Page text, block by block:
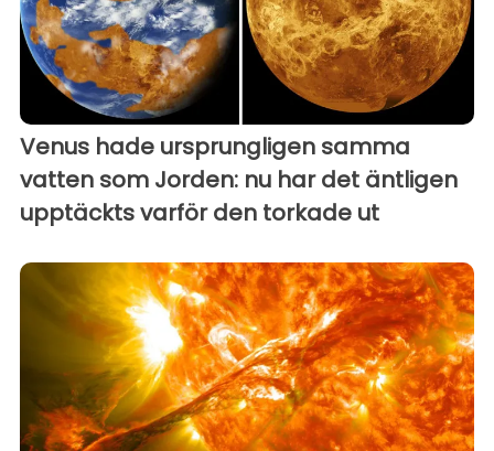
Venus hade ursprungligen samma
vatten som Jorden: nu har det äntligen
upptäckts varför den torkade ut